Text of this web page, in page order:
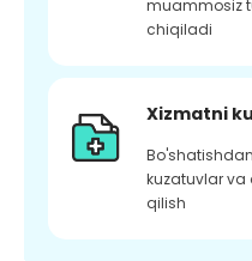
muammosiz
chiqiladi
Xizmatni
kuzatuvlar
qilish